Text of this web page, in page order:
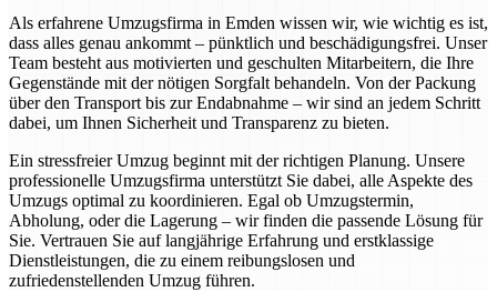
Als erfahrene Umzugsfirma in Emden wissen wir, wie wichtig es ist,
dass alles genau ankommt – pünktlich und beschädigungsfrei. Unser
Team besteht aus motivierten und geschulten Mitarbeitern, die Ihre
Gegenstände mit der nötigen Sorgfalt behandeln. Von der Packung
über den Transport bis zur Endabnahme – wir sind an jedem Schritt
dabei, um Ihnen Sicherheit und Transparenz zu bieten.
Ein stressfreier Umzug beginnt mit der richtigen Planung. Unsere
professionelle Umzugsfirma unterstützt Sie dabei, alle Aspekte des
Umzugs optimal zu koordinieren. Egal ob Umzugstermin,
Abholung, oder die Lagerung – wir finden die passende Lösung für
Sie. Vertrauen Sie auf langjährige Erfahrung und erstklassige
Dienstleistungen, die zu einem reibungslosen und
zufriedenstellenden Umzug führen.